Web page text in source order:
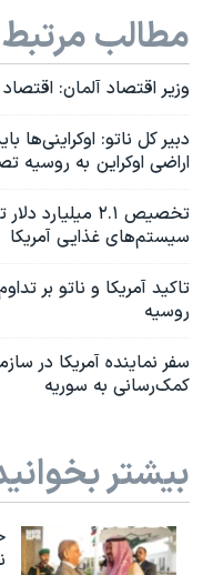
مطالب مرتبط
وزیر اقتصاد آلمان:‌
دبیر کل ناتو:
اراضی اوکراین به روسیه
تخصیص ۲.۱
سیستم‌های غذایی آمریکا
تاکید آمریکا و ناتو بر
روسیه
سفر نماینده آمریکا در
کمک‌رسانی به سوریه
بیشتر